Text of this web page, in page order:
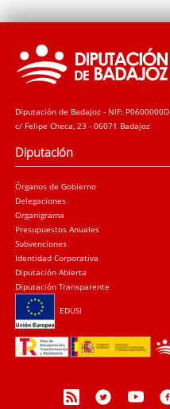
Diputación de Badajoz - NIF: P0600000D
c/ Felipe Checa, 23 - 06071 Badajoz
Diputación
Órganos de Gobierno
Delegaciones
Organigrama
Presupuestos Anuales
Subvenciones
Identidad Corporativa
Diputación Abierta
Diputación Transparente
EDUSI